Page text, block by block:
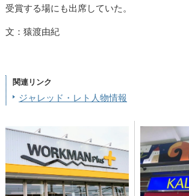
受賞する場にも出席していた。
文：猿渡由紀
関連リンク
ジャレッド・レト人物情報